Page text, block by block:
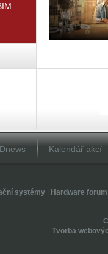
Kalendář akcí
systémy| Hardware forum
Tvorba